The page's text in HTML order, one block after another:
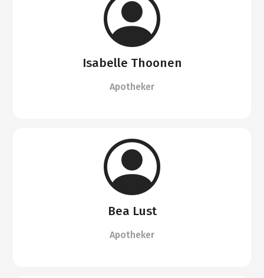
Isabelle Thoonen
Apotheker
Bea Lust
Apotheker